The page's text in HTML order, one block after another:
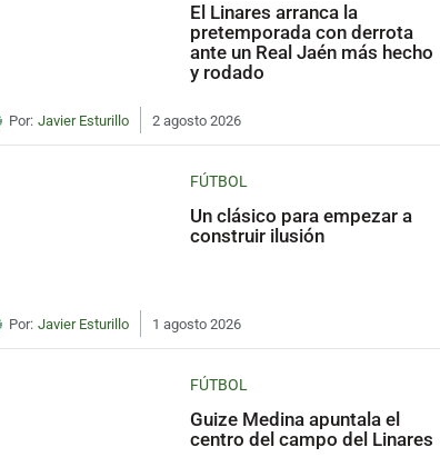
El Linares arranca la
pretemporada con derrota
ante un Real Jaén más hecho
y rodado
Por: Javier Esturillo 2 agosto 2026
FÚTBOL
Un clásico para empezar a
construir ilusión
Por: Javier Esturillo 1 agosto 2026
FÚTBOL
Guize Medina apuntala el
centro del campo del Linares